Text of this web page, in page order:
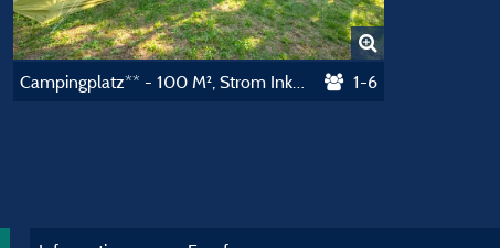
Campingplatz** - 100 M², Strom Inklusive 1-6